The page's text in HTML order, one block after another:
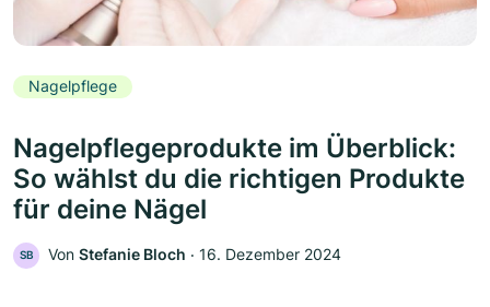
Nagelpflege
Nagelpflegeprodukte im Überblick:
So wählst du die richtigen Produkte
für deine Nägel
SB Von Stefanie Bloch ‧ 16. Dezember 2024